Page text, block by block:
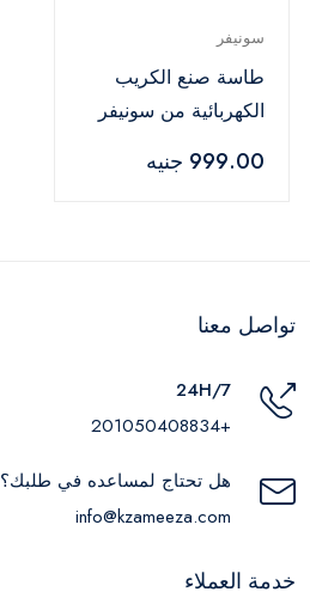
سونيفر
طاسة صنع الكريب
الكهربائية من سونيفر
999.00 جنيه
تواصل معنا
24H/7
+201050408834
هل تحتاج لمساعده في طلبك؟
info@kzameeza.com
خدمة العملاء